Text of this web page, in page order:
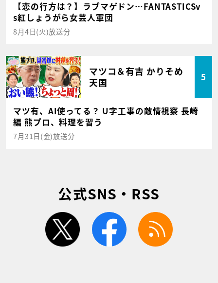
【恋の行方は？】ラブマゲドン…FANTASTICSv
s紅しょうがら女芸人軍団
8月4日(火)放送分
マツコ＆有吉 かりそめ
天国
5
マツ有、AI使ってる？ U字工事の敵情視察 長崎
編 熊プロ、料理を習う
7月31日(金)放送分
公式SNS・RSS
twitter facebook